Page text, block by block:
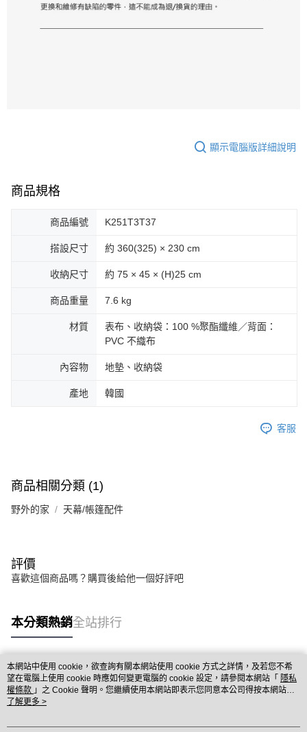
顯示電腦版詳細說明
商品規格
商品編號 K251T3T37
搭設尺寸 約 360(325) × 230 cm
收納尺寸 約 75 × 45 × (H)25 cm
商品重量 7.6 kg
材質
表布、收納袋：100 %聚酯纖維／背面：
PVC 不織布
內容物 地墊、收納袋
產地 韓國
客服
商品相關分類 (1)
野外的家 天幕/帳篷配件
評價
喜歡這個商品嗎？購買後給他一個好評吧
本分類熱銷全站排行
熱門標籤
本網站中使用 cookie，欲查詢有關本網站使用 cookie 方式之詳情，及若您不希
望在電腦上使用 cookie 時應如何變更電腦的 cookie 設定，請參閱本網站「 隱私
權條款 」之 Cookie 聲明。您繼續使用本網站即表示您同意本公司得按本網站使
用條款之 Cookie 聲明使用 cookie。
了解更多 >